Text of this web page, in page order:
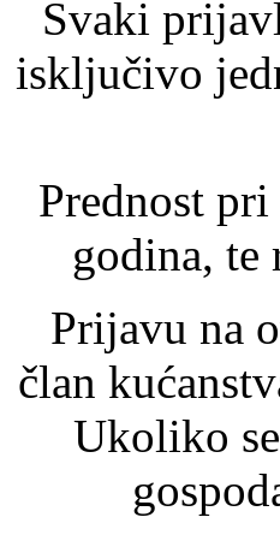
Svaki
isključivo
Prednost
godina, te
Prijavu na
član
Ukoliko